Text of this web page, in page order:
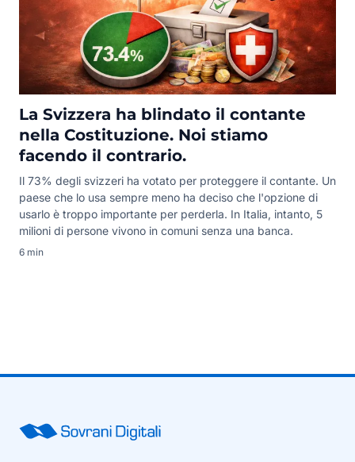
La Svizzera ha blindato il contante
nella Costituzione. Noi stiamo
facendo il contrario.
Il 73% degli svizzeri ha votato per proteggere il contante. Un
paese che lo usa sempre meno ha deciso che l'opzione di
usarlo è troppo importante per perderla. In Italia, intanto, 5
milioni di persone vivono in comuni senza una banca.
6 min